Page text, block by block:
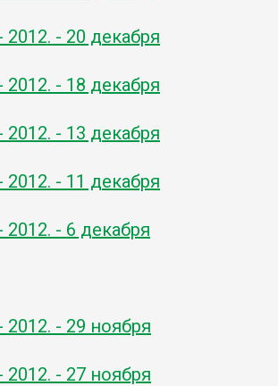
2012. - 20 декабря
2012. - 18 декабря
2012. - 13 декабря
2012. - 11 декабря
2012. - 6 декабря
2012. - 29 ноября
2012. - 27 ноября